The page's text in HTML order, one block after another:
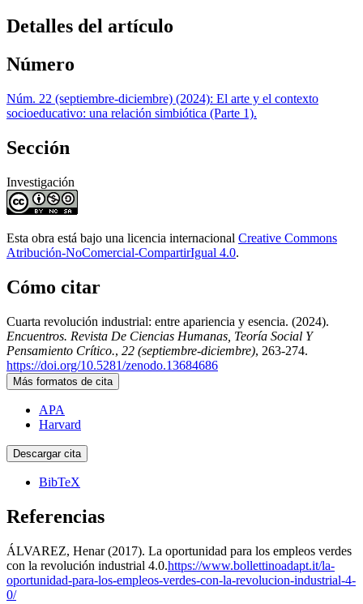
Detalles del artículo
Número
Núm. 22 (septiembre-diciembre) (2024): El arte y el contexto
socioeducativo: una relación simbiótica (Parte 1).
Sección
Investigación
Esta obra está bajo una licencia internacional Creative Commons
Atribución-NoComercial-CompartirIgual 4.0.
Cómo citar
Cuarta revolución industrial: entre apariencia y esencia. (2024).
Encuentros. Revista De Ciencias Humanas, Teoría Social Y
Pensamiento Crítico., 22 (septiembre-diciembre), 263-274.
https://doi.org/10.5281/zenodo.13684686
Más formatos de cita
APA
Harvard
Descargar cita
BibTeX
Referencias
ÁLVAREZ, Henar (2017). La oportunidad para los empleos verdes
con la revolución industrial 4.0.https://www.bollettinoadapt.it/la-
oportunidad-para-los-empleos-verdes-con-la-revolucion-industrial-4-
0/